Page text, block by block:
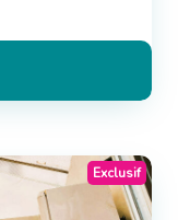
Exclusif